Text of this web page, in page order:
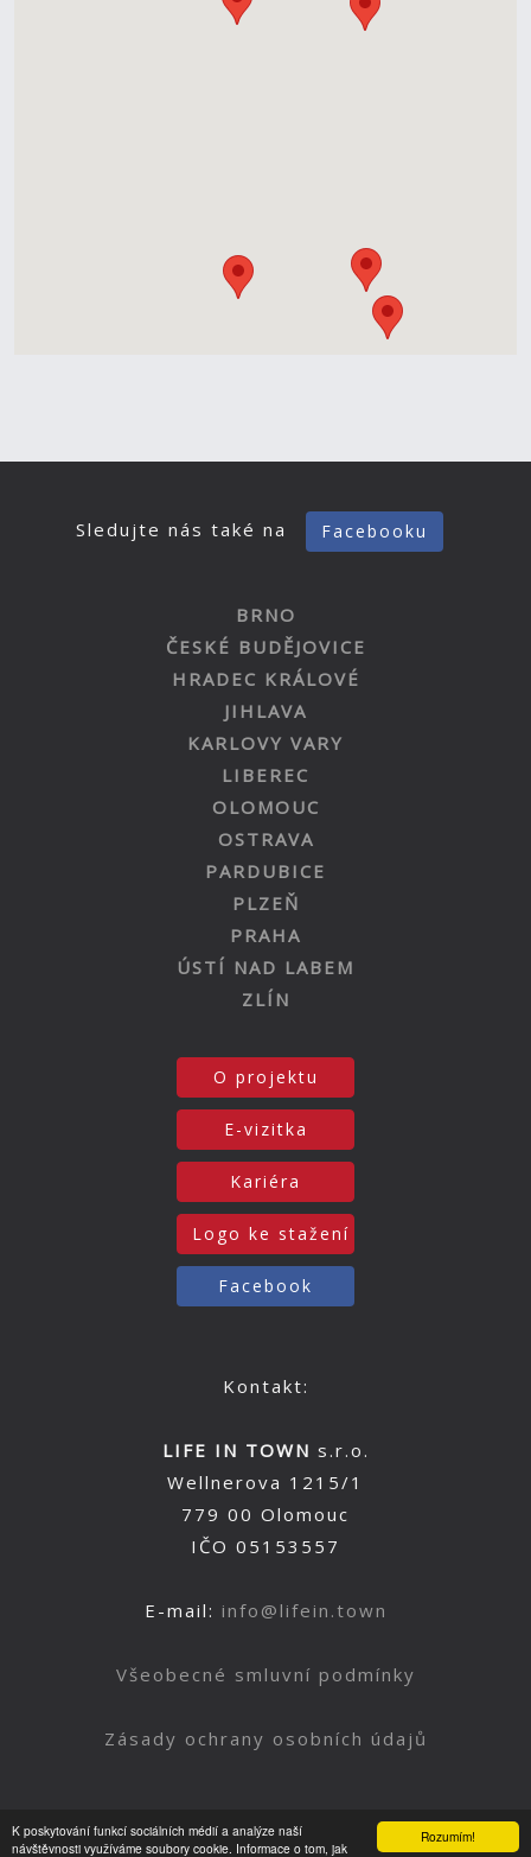
Rozumím!
K poskytování funkcí sociálních médií a analýze naší
návštěvnosti využíváme soubory cookie. Informace o tom, jak
Sledujte nás také na Facebooku
BRNO
ČESKÉ BUDĚJOVICE
HRADEC KRÁLOVÉ
JIHLAVA
KARLOVY VARY
LIBEREC
OLOMOUC
OSTRAVA
PARDUBICE
PLZEŇ
PRAHA
ÚSTÍ NAD LABEM
ZLÍN
O projektu
E-vizitka
Kariéra
Logo ke stažení
Facebook
Kontakt:
LIFE IN TOWN s.r.o.
Wellnerova 1215/1
779 00 Olomouc
IČO 05153557
E-mail: info@lifein.town
Všeobecné smluvní podmínky
Zásady ochrany osobních údajů
Nahoru